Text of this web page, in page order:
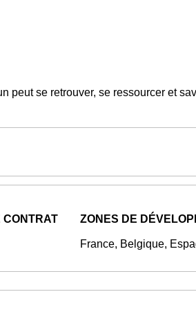
peut se retrouver, se ressourcer et
CONTRAT ZONES DE
France, Belgique,